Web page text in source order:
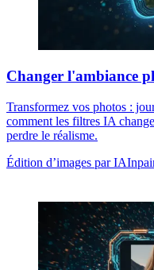
Changer l'ambiance
Transformez vos photos :
comment les filtres IA
perdre le réalisme.
Édition d’images par IA